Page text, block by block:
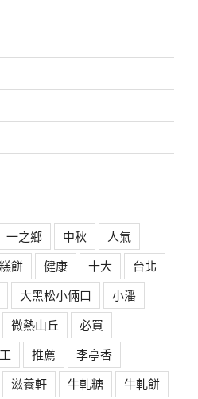
一之鄉 中秋
人氣
餅 健康 十大
台北
大黑松小倆口
小潘
微熱山丘
必買
推薦
李亭香
滋養軒 牛軋糖
牛軋餅